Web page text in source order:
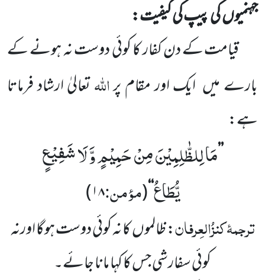
جہنمیوںکی پیپ کی کیفیت:
قیامت کے دن کفار کا کوئی دوست نہ ہونے کے
بارے میں ایک اور مقام پراللّٰہتعالیٰ ارشاد فرماتا
ہے:
’’مَا لِلظّٰلِمِیْنَ مِنْ حَمِیْمٍ وَّ لَا شَفِیْعٍ
یُّطَاعُ‘‘
(مؤمن:۱۸)
ترجمۂکنزُالعِرفان: ظالموںکانہ کوئی دوست ہوگا اورنہ
کوئی سفارشی جس کا کہا مانا جائے۔